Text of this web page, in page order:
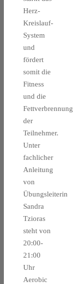
Herz-
Kreislauf-
System
und
fördert
somit die
Fitness
und die
Fettverbrennung
der
Teilnehmer.
Unter
fachlicher
Anleitung
von
Übungsleiterin
Sandra
Tzioras
steht von
20:00-
21:00
Uhr
Aerobic